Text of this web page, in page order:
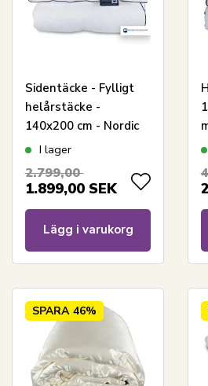
Sidentäcke - Fylligt
helårstäcke -
140x200 cm - Nordic
Comfort - Tvättbart
I lager
2.799,00
1.899,00 SEK
Lägg i varukorg
SPARA 46%